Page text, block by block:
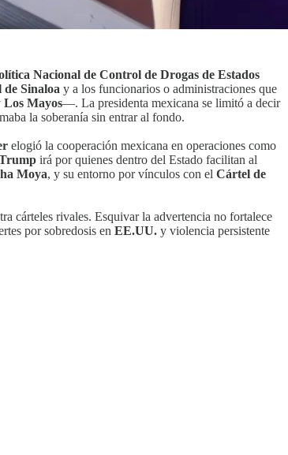
Nacional de Control de Drogas de Estados
de Sinaloa y a los funcionarios o administraciones que
Los Mayos—. La presidenta mexicana se limitó a decir
la soberanía sin entrar al fondo.
elogió la cooperación mexicana en operaciones como
irá por quienes dentro del Estado facilitan al
Moya, y su entorno por vínculos con el Cártel de
cárteles rivales. Esquivar la advertencia no fortalece
por sobredosis en EE.UU. y violencia persistente